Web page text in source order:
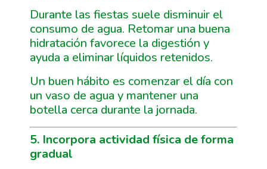
Durante las fiestas suele disminuir el
consumo de agua. Retomar una buena
hidratación favorece la digestión y
ayuda a eliminar líquidos retenidos.
Un buen hábito es comenzar el día con
un vaso de agua y mantener una
botella cerca durante la jornada.
5. Incorpora actividad física de forma
gradual